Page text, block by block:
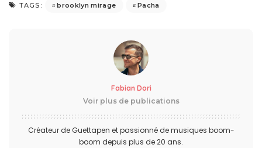
TAGS: brooklyn mirage Pacha
Fabian Dori
Voir plus de publications
Créateur de Guettapen et passionné de musiques boom-
boom depuis plus de 20 ans.